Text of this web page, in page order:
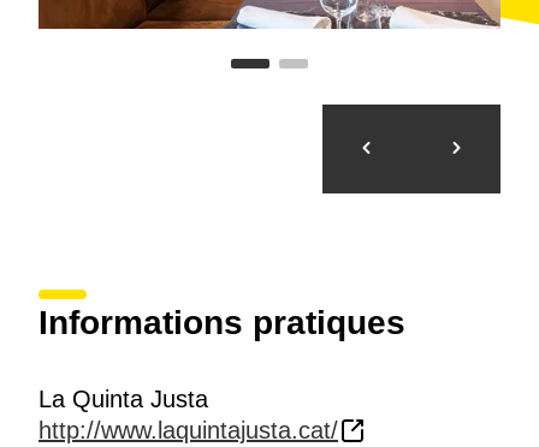
Informations pratiques
La Quinta Justa
http://www.laquintajusta.cat/